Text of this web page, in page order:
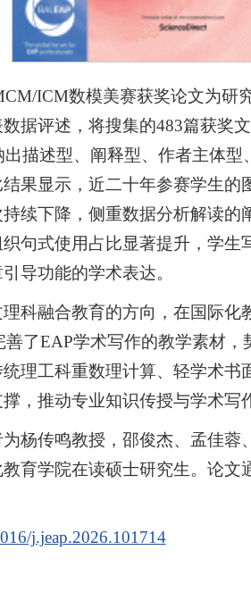
ICM数模美赛获奖论文为研
据评述，将搜集的483篇获奖
描述型、阐释型、作者主体
果显示，近二十年参赛学生的
续下降，侧重数据分析解读的
句式使用占比显著提升，学生
导功能的学术表达。
科融合教育的方向，在国际化
了EAP学术写作的教学素材
理工科重数理计算、轻学术书
，推动专业知识传授与学术写
杨传鸣教授，邵俊杰、孟佳蓉
育学院在读硕士研究生。论文
j.jeap.2026.101714